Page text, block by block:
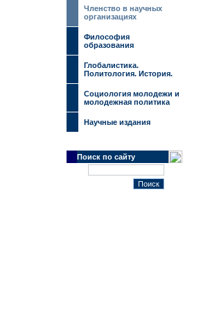
Членство в научных
организациях
Философия
образования
Глобалистика.
Политология. История.
Социология молодежи и
молодежная политика
Научные издания
Поиск по сайту